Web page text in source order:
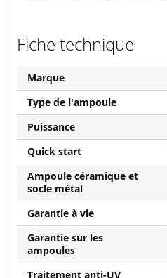
Fiche technique
Marque
Type de l'ampoule
Puissance
Quick start
Ampoule céramique et
socle métal
Garantie à vie
Garantie sur les
ampoules
Traitement anti-UV